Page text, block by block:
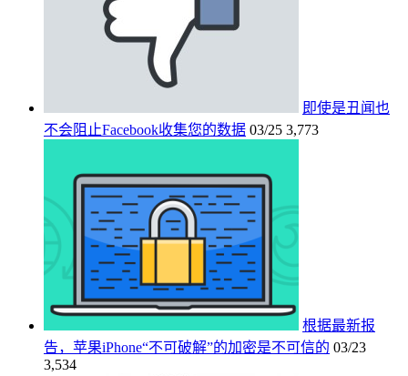
即使是丑闻也
不会阻止Facebook收集您的数据 03/25 3,773
根据最新报
告，苹果iPhone“不可破解”的加密是不可信的 03/23
3,534